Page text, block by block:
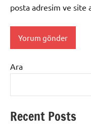
posta adresim ve site
Ara
Recent Posts